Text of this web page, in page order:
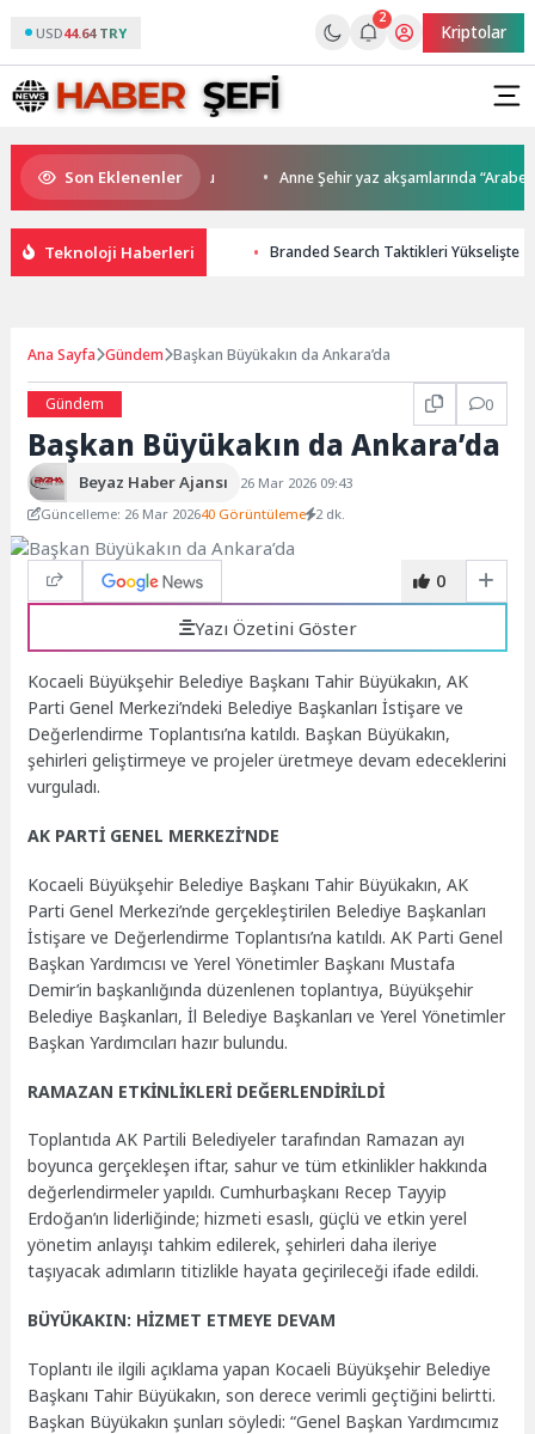
USD44.64 TRY
2
Kriptolar
Son Eklenenler
kupalar sahiplerini buldu Anne Şehir yaz akşamlarında “Arabesk”
Teknoloji Haberleri Branded Search Taktikleri Yükselişte
Ana Sayfa Gündem Başkan Büyükakın da Ankara’da
Gündem 0
Başkan Büyükakın da Ankara’da
Beyaz Haber Ajansı
26 Mar 2026 09:43
Güncelleme: 26 Mar 202640 Görüntüleme 2 dk.
0
Yazı Özetini Göster
Kocaeli Büyükşehir Belediye Başkanı Tahir Büyükakın, AK
Parti Genel Merkezi’ndeki Belediye Başkanları İstişare ve
Değerlendirme Toplantısı’na katıldı. Başkan Büyükakın,
şehirleri geliştirmeye ve projeler üretmeye devam edeceklerini
vurguladı.
AK PARTİ GENEL MERKEZİ’NDE
Kocaeli Büyükşehir Belediye Başkanı Tahir Büyükakın, AK
Parti Genel Merkezi’nde gerçekleştirilen Belediye Başkanları
İstişare ve Değerlendirme Toplantısı’na katıldı. AK Parti Genel
Başkan Yardımcısı ve Yerel Yönetimler Başkanı Mustafa
Demir’in başkanlığında düzenlenen toplantıya, Büyükşehir
Belediye Başkanları, İl Belediye Başkanları ve Yerel Yönetimler
Başkan Yardımcıları hazır bulundu.
RAMAZAN ETKİNLİKLERİ DEĞERLENDİRİLDİ
Toplantıda AK Partili Belediyeler tarafından Ramazan ayı
boyunca gerçekleşen iftar, sahur ve tüm etkinlikler hakkında
değerlendirmeler yapıldı. Cumhurbaşkanı Recep Tayyip
Erdoğan’ın liderliğinde; hizmeti esaslı, güçlü ve etkin yerel
yönetim anlayışı tahkim edilerek, şehirleri daha ileriye
taşıyacak adımların titizlikle hayata geçirileceği ifade edildi.
BÜYÜKAKIN: HİZMET ETMEYE DEVAM
Toplantı ile ilgili açıklama yapan Kocaeli Büyükşehir Belediye
Başkanı Tahir Büyükakın, son derece verimli geçtiğini belirtti.
Başkan Büyükakın şunları söyledi: “Genel Başkan Yardımcımız